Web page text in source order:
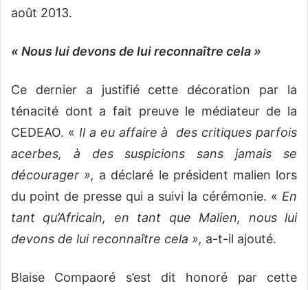
août 2013.
« Nous lui devons de lui reconnaître cela »
Ce dernier a justifié cette décoration par la
ténacité dont a fait preuve le médiateur de la
CEDEAO. « Il a eu affaire à des critiques parfois
acerbes, à des suspicions sans jamais se
décourager », a déclaré le président malien lors
du point de presse qui a suivi la cérémonie. « En
tant qu’Africain, en tant que Malien, nous lui
devons de lui reconnaître cela », a-t-il ajouté.
Blaise Compaoré s’est dit honoré par cette